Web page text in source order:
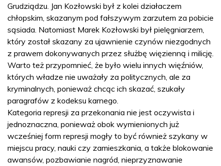
Grudziądzu. Jan Kozłowski był z kolei działaczem
chłopskim, skazanym pod fałszywym zarzutem za pobicie
sąsiada. Natomiast Marek Kozłowski był pielęgniarzem,
który został skazany za ujawnienie czynów niezgodnych
z prawem dokonywanych przez służbę więzienną i milicję.
Warto też przypomnieć, że było wielu innych więźniów,
których władze nie uważały za politycznych, ale za
kryminalnych, ponieważ chcąc ich skazać, szukały
paragrafów z kodeksu karnego.
Kategoria represji za przekonania nie jest oczywista i
jednoznaczna, ponieważ obok wymienionych już
wcześniej form represji mogły to być również szykany w
miejscu pracy, nauki czy zamieszkania, a także blokowanie
awansów, pozbawianie nagród, nieprzyznawanie